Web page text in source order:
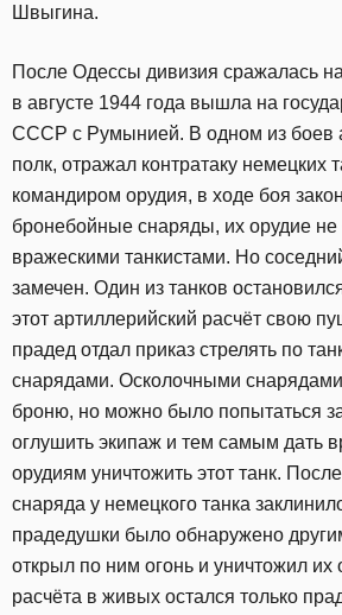
Швыгина.
После Одессы дивизия сражалась
в августе 1944 года вышла на
СССР с Румынией. В одном из боев
полк, отражал контратаку немецких
командиром орудия, в ходе боя
бронебойные снаряды, их орудие
вражескими танкистами. Но
замечен. Один из танков
этот артиллерийский расчёт свою
прадед отдал приказ стрелять по
снарядами. Осколочными снарядами
броню, но можно было попытаться
оглушить экипаж и тем самым дать
орудиям уничтожить этот танк.
снаряда у немецкого танка
прадедушки было обнаружено
открыл по ним огонь и уничтожил их
расчёта в живых остался только